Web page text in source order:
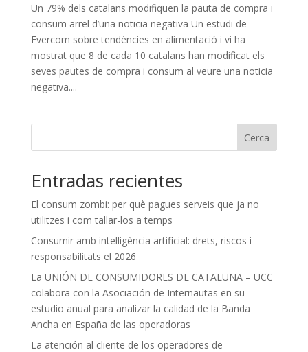
Un 79% dels catalans modifiquen la pauta de compra i
consum arrel d’una noticia negativa Un estudi de
Evercom sobre tendències en alimentació i vi ha
mostrat que 8 de cada 10 catalans han modificat els
seves pautes de compra i consum al veure una noticia
negativa....
Cerca
Entradas recientes
El consum zombi: per què pagues serveis que ja no
utilitzes i com tallar-los a temps
Consumir amb intel·ligència artificial: drets, riscos i
responsabilitats el 2026
La UNIÓN DE CONSUMIDORES DE CATALUÑA – UCC
colabora con la Asociación de Internautas en su
estudio anual para analizar la calidad de la Banda
Ancha en España de las operadoras
La atención al cliente de los operadores de